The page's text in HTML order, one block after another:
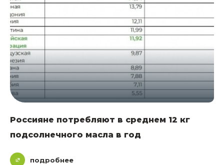
Россияне потребляют в среднем 12 кг
подсолнечного масла в год
подробнее